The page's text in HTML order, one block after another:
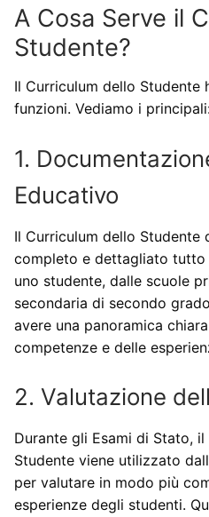
A Cosa Serve il
Studente?
Il Curriculum dello Studente
funzioni. Vediamo i
1.
Educativo
Il Curriculum dello Studente
completo e dettagliato
uno studente, dalle scuole
secondaria di secondo
avere una panoramica
competenze e delle
2. Valutazione
Durante gli Esami di Stato,
Studente viene utilizzato
per valutare in modo più
esperienze degli studenti.